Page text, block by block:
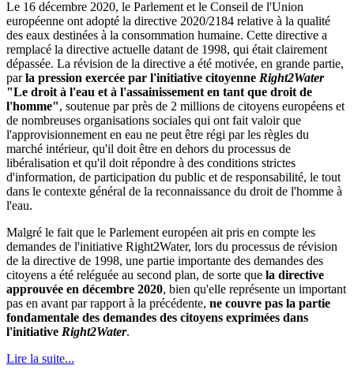
Le 16 décembre 2020, le Parlement et le Conseil de l'Union
européenne ont adopté la directive 2020/2184 relative à la qualité
des eaux destinées à la consommation humaine. Cette directive a
remplacé la directive actuelle datant de 1998, qui était clairement
dépassée. La révision de la directive a été motivée, en grande partie,
parla pression exercée par l'initiative citoyenne Right2Water
"Le droit à l'eau et à l'assainissement en tant que droit de
l'homme", soutenue par près de 2 millions de citoyens européens et
de nombreuses organisations sociales qui ont fait valoir que
l'approvisionnement en eau ne peut être régi par les règles du
marché intérieur, qu'il doit être en dehors du processus de
libéralisation et qu'il doit répondre à des conditions strictes
d'information, de participation du public et de responsabilité, le tout
dans le contexte général de la reconnaissance du droit de l'homme à
l'eau.
Malgré le fait que le Parlement européen ait pris en compte les
demandes de l'initiative Right2Water, lors du processus de révision
de la directive de 1998, une partie importante des demandes des
citoyens a été reléguée au second plan, de sorte que la directive
approuvée en décembre 2020, bien qu'elle représente un important
pas en avant par rapport à la précédente, ne couvre pas la partie
fondamentale des demandes des citoyens exprimées dans
l'initiative Right2Water.
Lire la suite...